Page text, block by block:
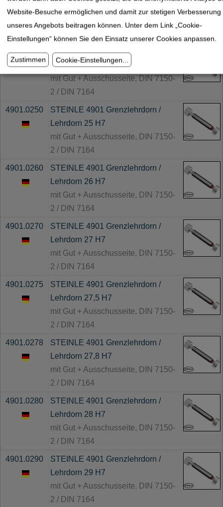
4901.0245
STEINLE 4901 Grenzlehrdorn /
Lehrdorn 24,5 H7
mit Gut + Ausschusseite, DIN 7150-
2 / DIN 7164
4901.0250
STEINLE 4901 Grenzlehrdorn /
Lehrdorn 25 H7
mit Gut + Ausschusseite, DIN 7150-
2 / DIN 7164
4901.0260
STEINLE 4901 Grenzlehrdorn /
Lehrdorn 26 H7
mit Gut + Ausschusseite, DIN 7150-
2 / DIN 7164
4901.0270
STEINLE 4901 Grenzlehrdorn /
Lehrdorn 27 H7
mit Gut + Ausschusseite, DIN 7150-
2 / DIN 7164
4901.0275
STEINLE 4901 Grenzlehrdorn /
Lehrdorn 27,5 H7
mit Gut + Ausschusseite, DIN 7150-
2 / DIN 7164
4901.0278
STEINLE 4901 Grenzlehrdorn /
Lehrdorn 27,8 H7
mit Gut + Ausschusseite, DIN 7150-
2 / DIN 7164
4901.0280
STEINLE 4901 Grenzlehrdorn /
Lehrdorn 28 H7
mit Gut + Ausschusseite, DIN 7150-
2 / DIN 7164
4901.0290
STEINLE 4901 Grenzlehrdorn /
Lehrdorn 29 H7
mit Gut + Ausschusseite, DIN 7150-
2 / DIN 7164
Website-Besuche ermöglichen und damit zur stetigen Verbesserung
unseres Angebots beitragen können. Unter dem Link „Cookie-
Einstellungen“ können Sie den Einsatz unserer Cookies anpassen.
Zustimmen Cookie-Einstellungen